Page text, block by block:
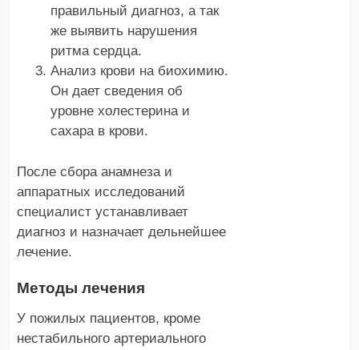
правильный диагноз, а так
же выявить нарушения
ритма сердца.
Анализ крови на биохимию.
Он дает сведения об
уровне холестерина и
сахара в крови.
После сбора анамнеза и
аппаратных исследований
специалист устанавливает
диагноз и назначает дельнейшее
лечение.
Методы лечения
У пожилых пациентов, кроме
нестабильного артериального